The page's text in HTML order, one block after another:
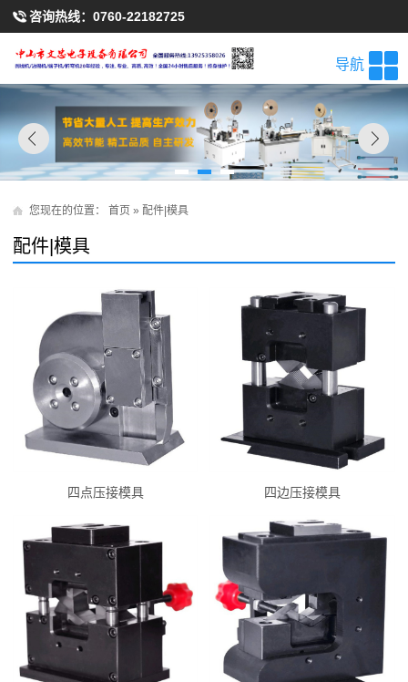
咨询热线： 0760-22182725
导航
您现在的位置： 首页 » 配件|模具
配件|模具
四点压接模具 四边压接模具